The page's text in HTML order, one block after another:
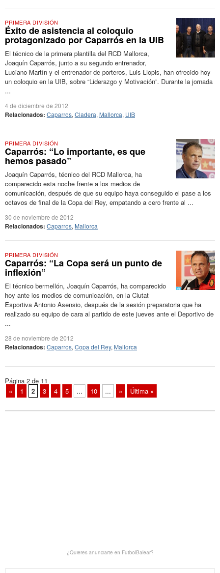
PRIMERA DIVISIÓN
Éxito de asistencia al coloquio
protagonizado por Caparrós en la UIB
El técnico de la primera plantilla del RCD Mallorca,
Joaquín Caparrós, junto a su segundo entrenador,
Luciano Martín y el entrenador de porteros, Luis Llopis, han ofrecido hoy
un coloquio en la UIB, sobre “Liderazgo y Motivación”. Durante la jornada
...
4 de diciembre de 2012
Relacionados: Caparros, Cladera, Mallorca, UIB
PRIMERA DIVISIÓN
Caparrós: “Lo importante, es que
hemos pasado”
Joaquín Caparrós, técnico del RCD Mallorca, ha
comparecido esta noche frente a los medios de
comunicación, después de que su equipo haya conseguido el pase a los
octavos de final de la Copa del Rey, empatando a cero frente al ...
30 de noviembre de 2012
Relacionados: Caparros, Mallorca
PRIMERA DIVISIÓN
Caparrós: “La Copa será un punto de
inflexión”
El técnico bermellón, Joaquín Caparrós, ha comparecido
hoy ante los medios de comunicación, en la Ciutat
Esportiva Antonio Asensio, después de la sesión preparatoria que ha
realizado su equipo de cara al partido de este jueves ante el Deportivo de
...
28 de noviembre de 2012
Relacionados: Caparros, Copa del Rey, Mallorca
Página 2 de 11
«
1 2 3 4 5 ... 10 ... » Última »
¿Quieres anunciarte en FutbolBalear?